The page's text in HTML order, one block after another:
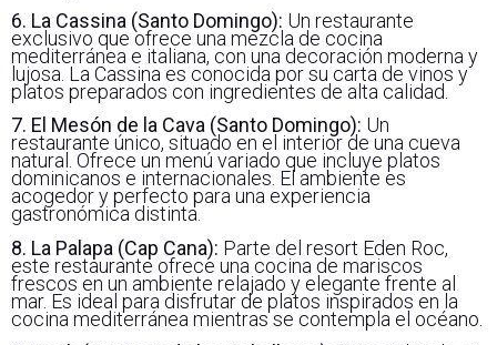
6. La Cassina (Santo Domingo): Un restaurante
exclusivo que ofrece una mezcla de cocina
mediterránea e italiana, con una decoración moderna y
lujosa. La Cassina es conocida por su carta de vinos y
platos preparados con ingredientes de alta calidad.
7. El Mesón de la Cava (Santo Domingo): Un
restaurante único, situado en el interior de una cueva
natural. Ofrece un menú variado que incluye platos
dominicanos e internacionales. El ambiente es
acogedor y perfecto para una experiencia
gastronómica distinta.
8. La Palapa (Cap Cana): Parte del resort Eden Roc,
este restaurante ofrece una cocina de mariscos
frescos en un ambiente relajado y elegante frente al
mar. Es ideal para disfrutar de platos inspirados en la
cocina mediterránea mientras se contempla el océano.